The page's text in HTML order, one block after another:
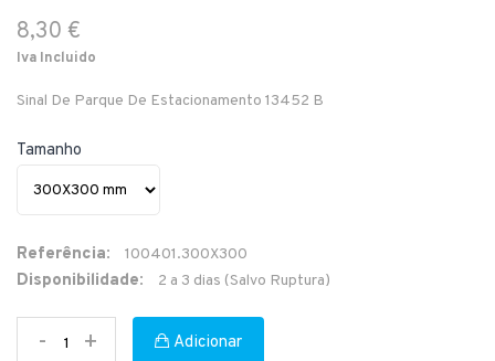
8,30 €
Iva Incluido
Sinal De Parque De Estacionamento 13452 B
Tamanho
Referência: 100401.300X300
Disponibilidade: 2 a 3 dias (Salvo Ruptura)
- + Adicionar